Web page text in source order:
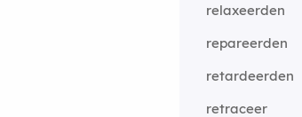
relaxeerden
repareerden
retardeerden
retraceer